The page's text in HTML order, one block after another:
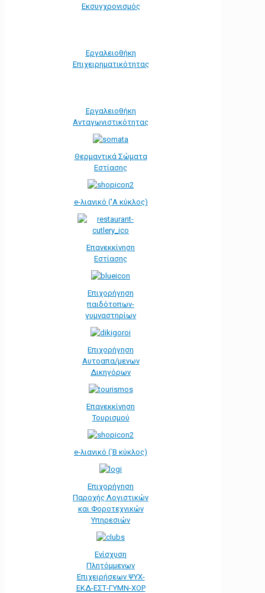
Εκσυγχρονισμός
Εργαλειοθήκη
Eπιχειρηματικότητας
Εργαλειοθήκη
Ανταγωνιστικότητας
Θερμαντικά Σώματα
Εστίασης
e-λιανικό ('Α κύκλος)
Επανεκκίνηση
Εστίασης
Επιχορήγηση
παιδότοπων-
γυμναστηρίων
Επιχορήγηση
Αυτοαπα/μενων
Δικηγόρων
Επανεκκίνηση
Τουρισμού
e-λιανικό (΄Β κύκλος)
Επιχορήγηση
Παροχής Λογιστικών
και Φοροτεχνικών
Υπηρεσιών
Ενίσχυση
Πλητόμμενων
Επιχειρήσεων ΨΥΧ-
ΕΚΔ-ΕΣΤ-ΓΥΜΝ-ΧΟΡ